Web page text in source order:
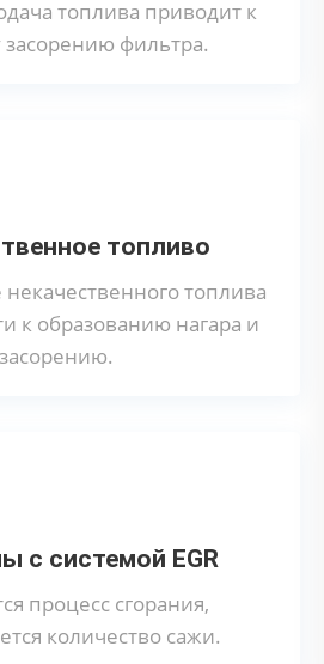
топлива приводит к
фильтра.
топливо
топлива
к образованию нагара и
засорению.
с системой EGR
процесс сгорания,
количество сажи.